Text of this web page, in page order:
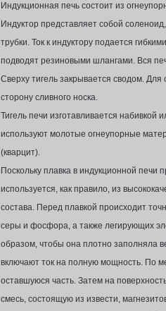
Индукционная печь состоит из
Индуктор представляет собой
трубки. Ток к индуктору подается
подводят резиновыми шлангами. Вся
Сверху тигель закрывается сводом.
сторону сливного носка.
Тигель печи изготавливается
используют молотые огнеупорные
(кварцит).
Поскольку плавка в индукционной
используется, как правило, из
состава. Перед плавкой происходит
серы и фосфора, а также легирующих
образом, чтобы она плотно заполняла
включают ток на полную мощность. По
оставшуюся часть. Затем на
смесь, состоящую из извести,